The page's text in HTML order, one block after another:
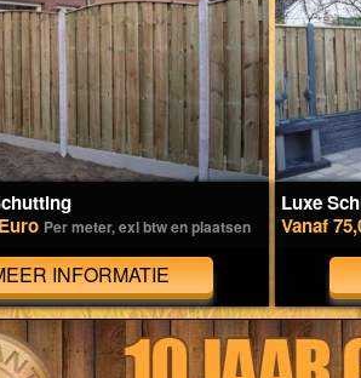
Per meter, exl btw en plaatsen
INFORMATIE
Luxe
Vanaf